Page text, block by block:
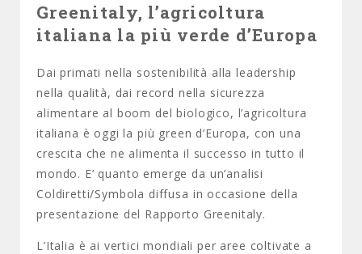
Greenitaly, l’agricoltura
italiana la più verde d’Europa
Dai primati nella sostenibilità alla leadership
nella qualità, dai record nella sicurezza
alimentare al boom del biologico, l’agricoltura
italiana è oggi la più green d’Europa, con una
crescita che ne alimenta il successo in tutto il
mondo. E’ quanto emerge da un’analisi
Coldiretti/Symbola diffusa in occasione della
presentazione del Rapporto Greenitaly.
L’Italia è ai vertici mondiali per aree coltivate a